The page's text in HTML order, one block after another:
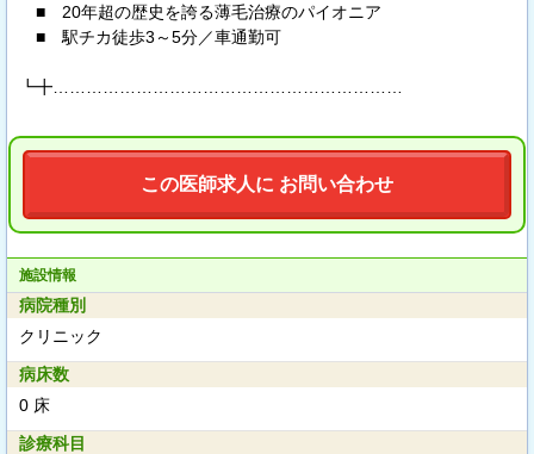
■ 20年超の歴史を誇る薄毛治療のパイオニア
■ 駅チカ徒歩3～5分／車通勤可
┗╋………………………………………………………
この医師求人に お問い合わせ
施設情報
病院種別
クリニック
病床数
0 床
診療科目